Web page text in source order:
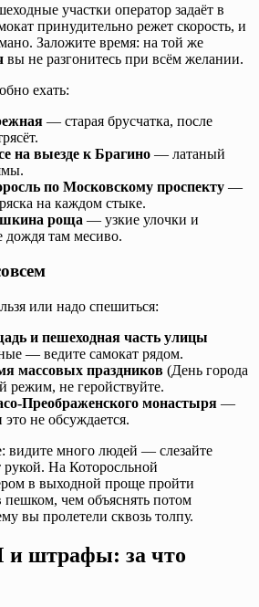
участки оператор задаёт в
принудительно режет скорость, и
Заложите время: на той же
вы не разгонитесь при всём желании.
ехать:
— старая брусчатка, после
на выезде к Брагино — латаный
по Московскому проспекту —
на каждом стыке.
роща — узкие улочки и
дождя там месиво.
или надо спешиться:
и пешеходная часть улицы
— ведите самокат рядом.
массовых праздников (День города
не геройствуйте.
Преображенского монастыря —
не обсуждается.
видите много людей — слезайте
рукой. На Которосльной
в выходной проще пройти
пешком, чем объяснять потом
вы пролетели сквозь толпу.
штрафы: за что